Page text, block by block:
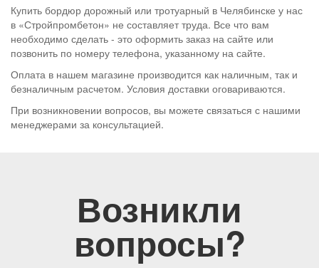
Купить бордюр дорожный или тротуарный в Челябинске у нас
в «Стройпромбетон» не составляет труда. Все что вам
необходимо сделать - это оформить заказ на сайте или
позвонить по номеру телефона, указанному на сайте.
Оплата в нашем магазине производится как наличным, так и
безналичным расчетом. Условия доставки оговариваются.
При возникновении вопросов, вы можете связаться с нашими
менеджерами за консультацией.
Возникли
вопросы?